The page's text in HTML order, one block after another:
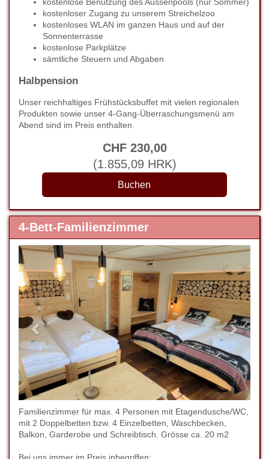
kostenloser Zugang zu unserem Streichelzoo
kostenloses WLAN im ganzen Haus und auf der
Sonnenterrasse
kostenlose Parkplätze
sämtliche Steuern und Abgaben
Halbpension
Unser reichhaltiges Frühstücksbuffet mit vielen regionalen
Produkten sowie unser 4-Gang-Überraschungsmenü am
Abend sind im Preis enthalten.
CHF 230,00
(1.855,09HRK)
4-Bett-Familienzimmer
Previous
Next
Familienzimmer für max. 4 Personen mit Etagendusche/WC,
mit 2 Doppelbetten bzw. 4 Einzelbetten, Waschbecken,
Balkon, Garderobe und Schreibtisch. Grösse ca. 20 m2